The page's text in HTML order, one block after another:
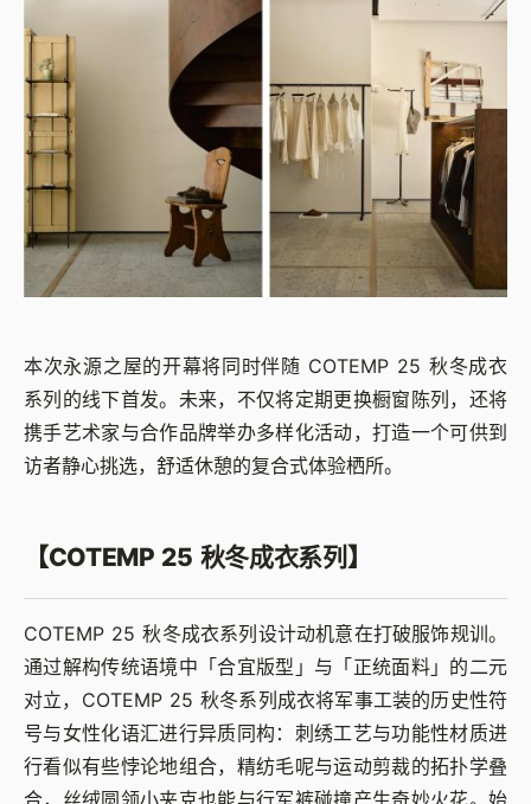
本次永源之屋的开幕将同时伴随 COTEMP 25 秋冬成衣
系列的线下首发。未来，不仅将定期更换橱窗陈列，还将
携手艺术家与合作品牌举办多样化活动，打造一个可供到
访者静心挑选，舒适休憩的复合式体验栖所。
【COTEMP 25 秋冬成衣系列】
COTEMP 25 秋冬成衣系列设计动机意在打破服饰规训。
通过解构传统语境中「合宜版型」与「正统面料」的二元
对立，COTEMP 25 秋冬系列成衣将军事工装的历史性符
号与女性化语汇进行异质同构：刺绣工艺与功能性材质进
行看似有些悖论地组合，精纺毛呢与运动剪裁的拓扑学叠
合，丝绒圆领小夹克也能与行军裤碰撞产生奇妙火花。始